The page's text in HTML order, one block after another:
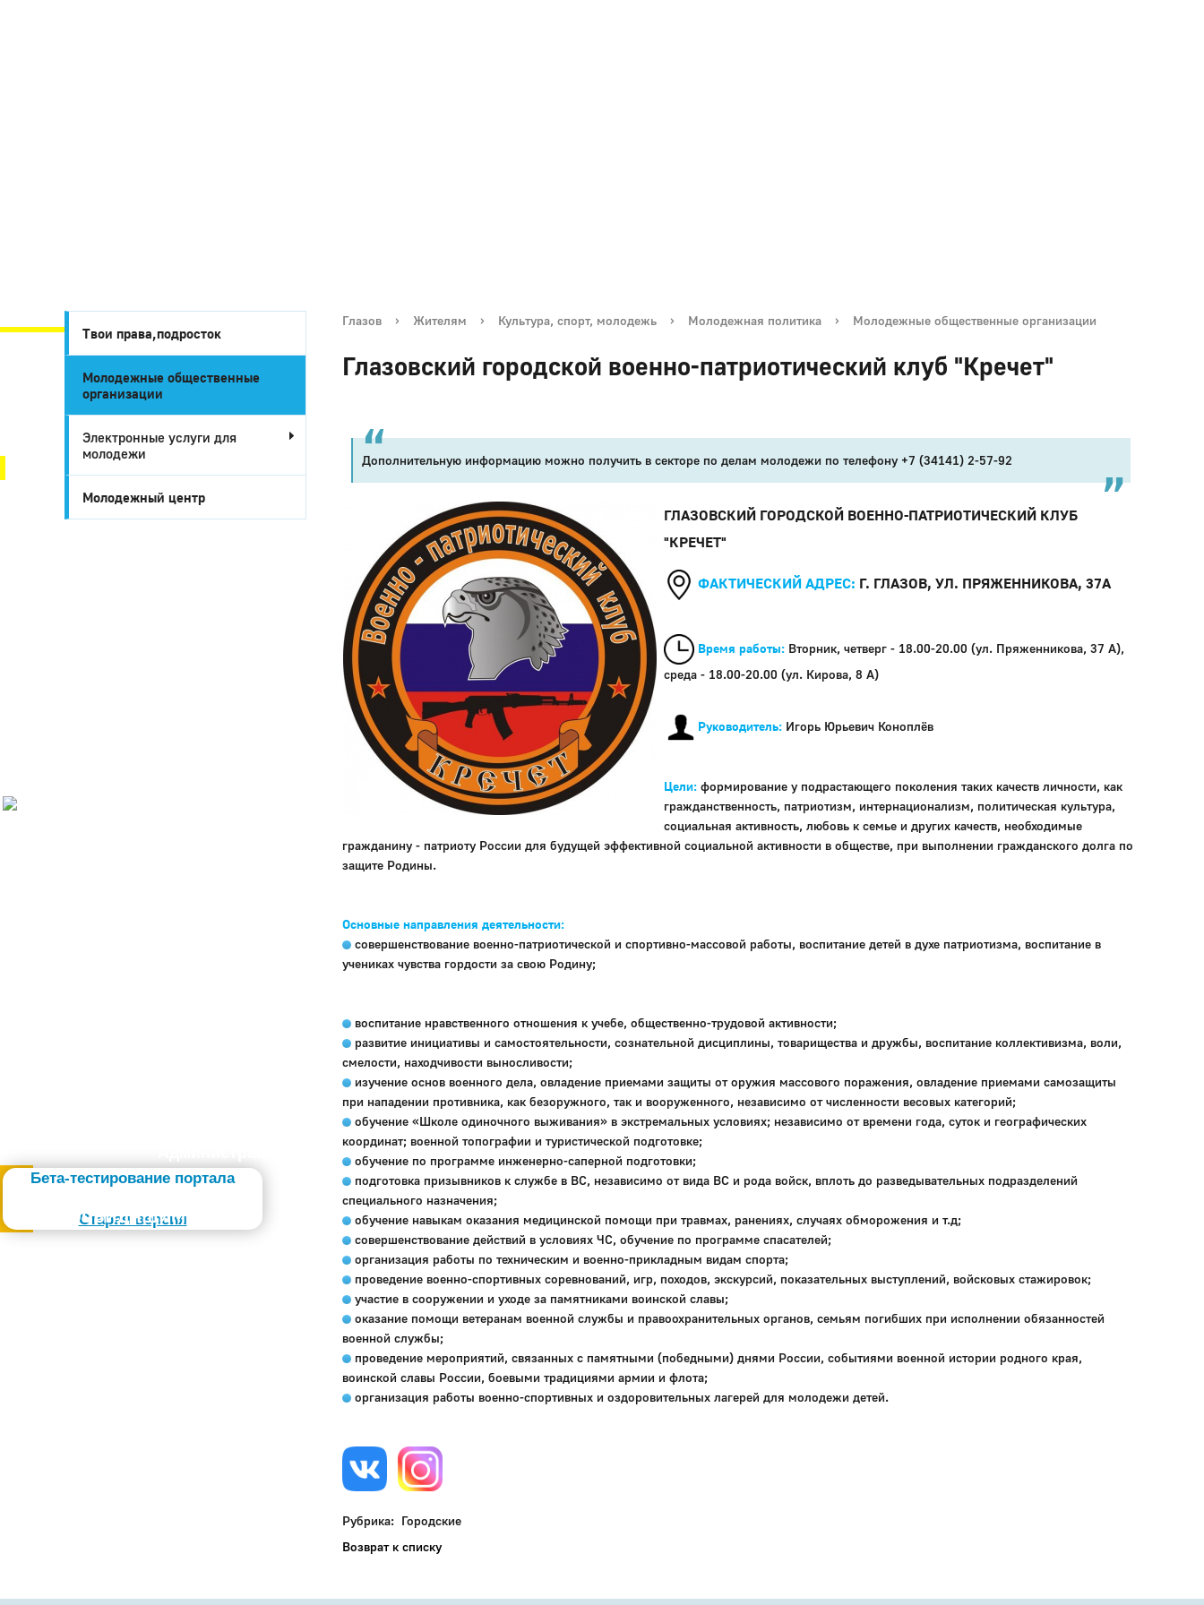
Бета-тестирование портала
Старая версия
Слабовидящим
Город Глазов
Твои права,подросток
Молодежные общественные
организации
Электронные услуги для
молодежи
Молодежный центр
Глазов › Жителям › Культура, спорт, молодежь › Молодежная политика › Молодежные общественные организации
Глазовский городской военно-патриотический клуб "Кречет"
Дополнительную информацию можно получить в секторе по делам молодежи по телефону +7 (34141) 2-57-92
ГЛАЗОВСКИЙ ГОРОДСКОЙ ВОЕННО-ПАТРИОТИЧЕСКИЙ КЛУБ
"КРЕЧЕТ"
ФАКТИЧЕСКИЙ АДРЕС: Г. ГЛАЗОВ, УЛ. ПРЯЖЕННИКОВА, 37А
Время работы: Вторник, четверг - 18.00-20.00 (ул. Пряженникова, 37 А),
среда - 18.00-20.00 (ул. Кирова, 8 А)
Руководитель: Игорь Юрьевич Коноплёв
Цели: формирование у подрастающего поколения таких качеств личности, как
гражданственность, патриотизм, интернационализм, политическая культура,
социальная активность, любовь к семье и других качеств, необходимые
гражданину - патриоту России для будущей эффективной социальной активности в обществе, при выполнении гражданского долга по
защите Родины.
Основные направления деятельности:
совершенствование военно-патриотической и спортивно-массовой работы, воспитание детей в духе патриотизма, воспитание в
учениках чувства гордости за свою Родину;
воспитание нравственного отношения к учебе, общественно-трудовой активности;
развитие инициативы и самостоятельности, сознательной дисциплины, товарищества и дружбы, воспитание коллективизма, воли,
смелости, находчивости выносливости;
изучение основ военного дела, овладение приемами защиты от оружия массового поражения, овладение приемами самозащиты
при нападении противника, как безоружного, так и вооруженного, независимо от численности весовых категорий;
обучение «Школе одиночного выживания» в экстремальных условиях; независимо от времени года, суток и географических
координат; военной топографии и туристической подготовке;
обучение по программе инженерно-саперной подготовки;
подготовка призывников к службе в ВС, независимо от вида ВС и рода войск, вплоть до разведывательных подразделений
специального назначения;
обучение навыкам оказания медицинской помощи при травмах, ранениях, случаях обморожения и т.д;
совершенствование действий в условиях ЧС, обучение по программе спасателей;
организация работы по техническим и военно-прикладным видам спорта;
проведение военно-спортивных соревнований, игр, походов, экскурсий, показательных выступлений, войсковых стажировок;
участие в сооружении и уходе за памятниками воинской славы;
оказание помощи ветеранам военной службы и правоохранительных органов, семьям погибших при исполнении обязанностей
военной службы;
проведение мероприятий, связанных с памятными (победными) днями России, событиями военной истории родного края,
воинской славы России, боевыми традициями армии и флота;
организация работы военно-спортивных и оздоровительных лагерей для молодежи детей.
Рубрика: Городские
Возврат к списку